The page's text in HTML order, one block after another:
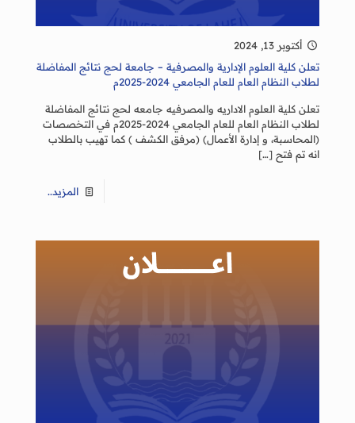
أكتوبر 13, 2024
تعلن كلية العلوم الإدارية والمصرفية – جامعة لحج نتائج المفاضلة
لطلاب النظام العام للعام الجامعي 2024-2025م
تعلن كلية العلوم الاداريه والمصرفيه جامعه لحج نتائج المفاضلة
لطلاب النظام العام للعام الجامعي 2024-2025م في التخصصات
(المحاسبة، و إدارة الأعمال) (مرفق الكشف ) كما تهيب بالطلاب
انه تم فتح […]
المزيد..